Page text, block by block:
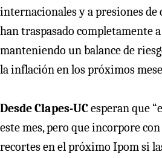
internacionales y a presiones de
han traspasado completamente
manteniendo un balance de
la inflación en los próximos
Desde Clapes-UCesperan que
este mes, pero que incorpore
recortes en el próximo Ipom si